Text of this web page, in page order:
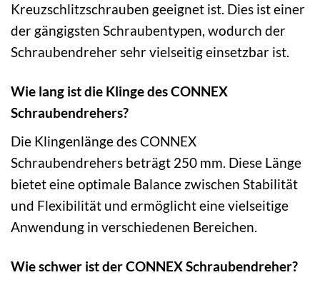
Kreuzschlitzschrauben geeignet ist. Dies ist einer
der gängigsten Schraubentypen, wodurch der
Schraubendreher sehr vielseitig einsetzbar ist.
Wie lang ist die Klinge des CONNEX
Schraubendrehers?
Die Klingenlänge des CONNEX
Schraubendrehers beträgt 250 mm. Diese Länge
bietet eine optimale Balance zwischen Stabilität
und Flexibilität und ermöglicht eine vielseitige
Anwendung in verschiedenen Bereichen.
Wie schwer ist der CONNEX Schraubendreher?